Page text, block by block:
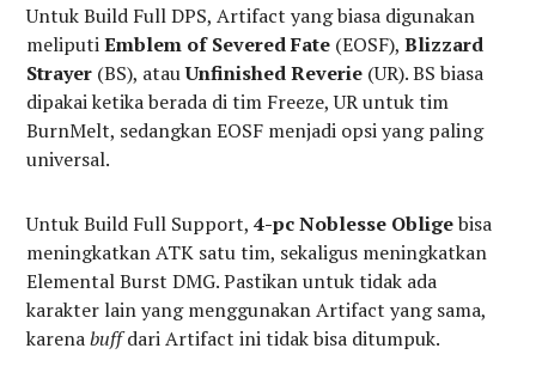
Untuk Build Full DPS, Artifact yang biasa digunakan
meliputiEmblem of Severed Fate (EOSF),Blizzard
Strayer (BS), atauUnfinished Reverie (UR). BS biasa
dipakai ketika berada di tim Freeze, UR untuk tim
BurnMelt, sedangkan EOSF menjadi opsi yang paling
universal.
Untuk Build Full Support,4-pc Noblesse Obligebisa
meningkatkan ATK satu tim, sekaligus meningkatkan
Elemental Burst DMG. Pastikan untuk tidak ada
karakter lain yang menggunakan Artifact yang sama,
karenabuffdari Artifact ini tidak bisa ditumpuk.